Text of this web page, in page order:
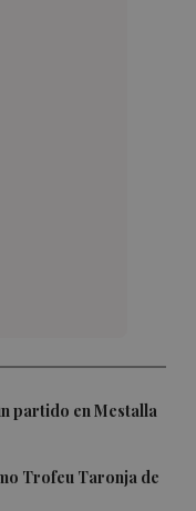
partido en Mestalla
Trofeu Taronja de